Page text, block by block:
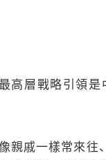
層戰略引領是
戚一樣常來往